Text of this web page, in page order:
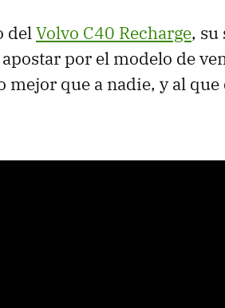
delVolvo C40 Recharge, su
por el modelo de
mejor que a nadie, y al